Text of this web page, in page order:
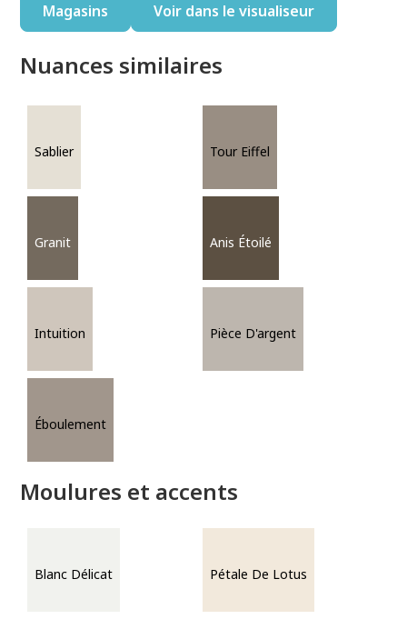
Magasins Voir dans le visualiseur
Nuances similaires
Sablier Tour Eiffel
Granit Anis Étoilé
Intuition Pièce D'argent
Éboulement
Moulures et accents
Blanc Délicat Pétale De Lotus